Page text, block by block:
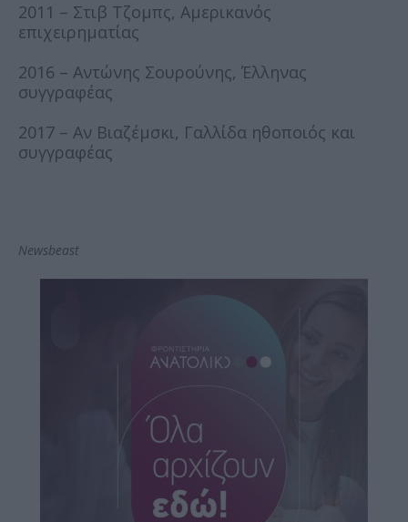
2011 – Στιβ Τζομπς, Αμερικανός
επιχειρηματίας
2016 – Αντώνης Σουρούνης, Έλληνας
συγγραφέας
2017 – Αν Βιαζέμσκι, Γαλλίδα ηθοποιός και
συγγραφέας
Newsbeast